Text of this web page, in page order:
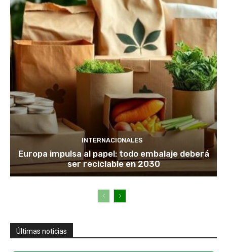
INTERNACIONALES
Europa impulsa al papel: todo embalaje deberá
ser reciclable en 2030
Últimas noticias